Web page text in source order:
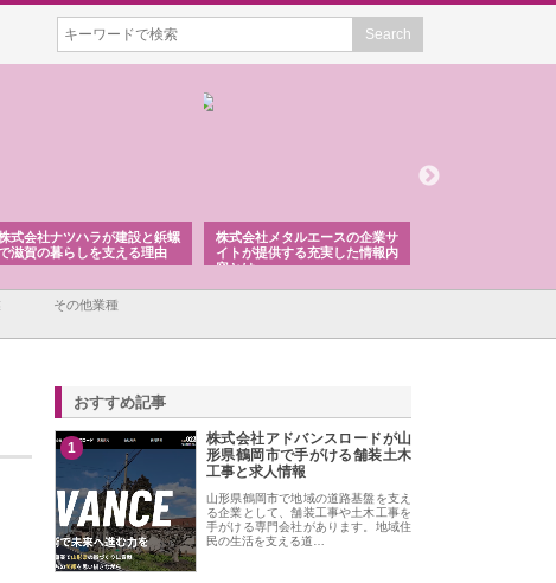
設と鋲螺
える理由
株式会社メタルエースの企業サ
イトが提供する充実した情報内
容とは
株式会社ＣＳＡの事業内容と強
みを徹底解説
その他業種
おすすめ記事
1
株式会社アドバンスロードが山
形県鶴岡市で手がける舗装土木
工事と求人情報
山形県鶴岡市で地域の道路基盤を支え
る企業として、舗装工事や土木工事を
手がける専門会社があります。地域住
民の生活を支える道…